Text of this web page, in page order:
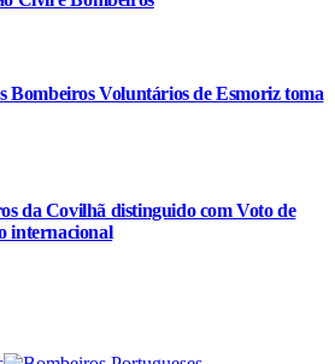
Bombeiros Voluntários de Esmoriz toma
da Covilhã distinguido com Voto de
internacional